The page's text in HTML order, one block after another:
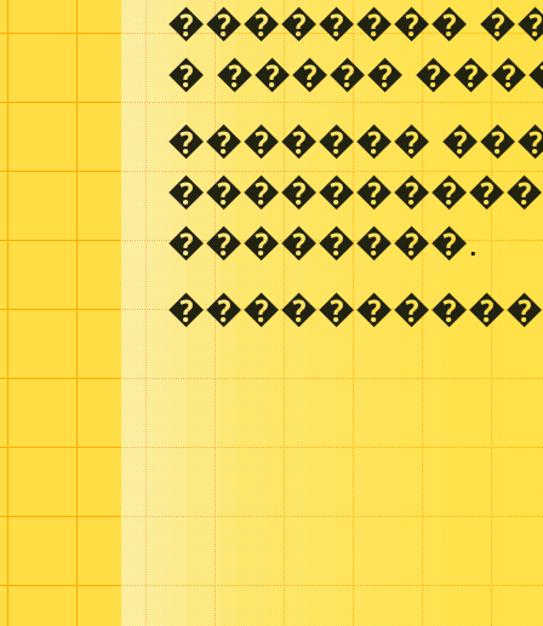
��������
� �����
�������
��������.